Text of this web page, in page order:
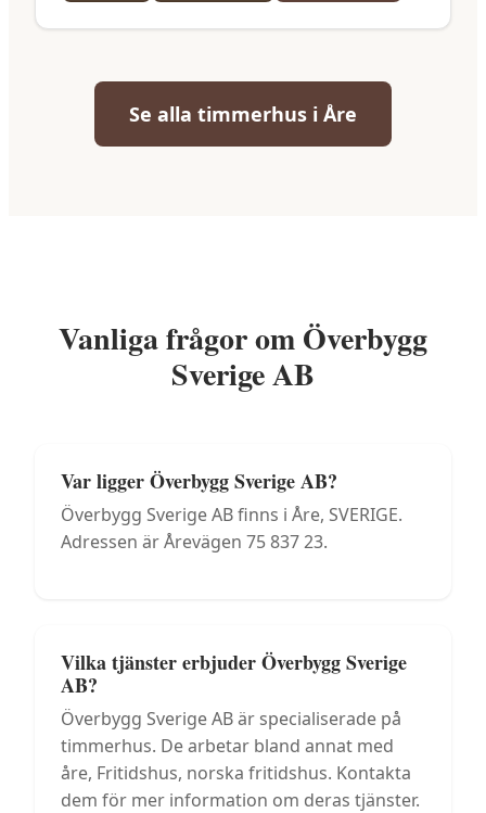
Se alla timmerhus i Åre
Vanliga frågor omÖverbygg
Sverige AB
Var ligger Överbygg Sverige AB?
Överbygg Sverige AB finns i Åre, SVERIGE.
Adressen är Årevägen 75 837 23.
Vilka tjänster erbjuder Överbygg Sverige
AB?
Överbygg Sverige AB är specialiserade på
timmerhus. De arbetar bland annat med
åre, Fritidshus, norska fritidshus. Kontakta
dem för mer information om deras tjänster.